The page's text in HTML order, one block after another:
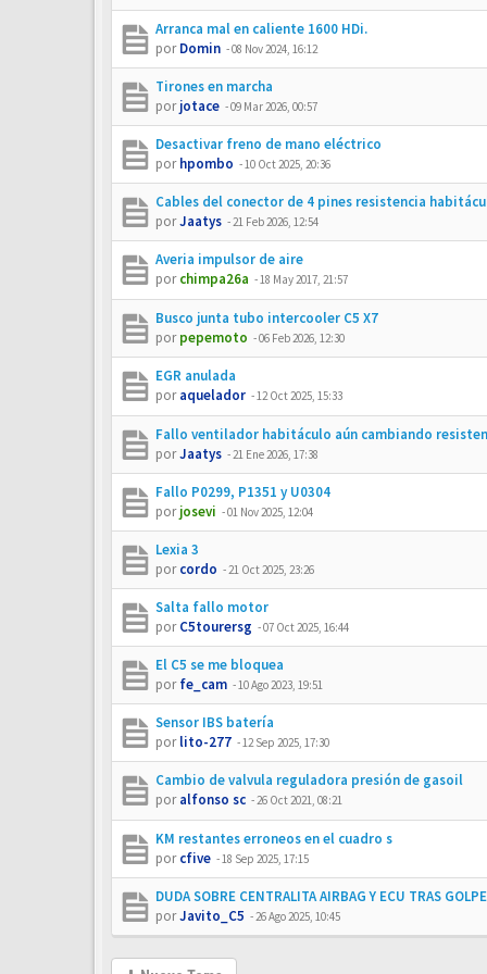
Arranca mal en caliente 1600 HDi.
porDomin -08 Nov 2024, 16:12
Tirones en marcha
porjotace -09 Mar 2026, 00:57
Desactivar freno de mano eléctrico
porhpombo -10 Oct 2025, 20:36
Cables del conector de 4 pines resistencia
porJaatys -21 Feb 2026, 12:54
Averia impulsor de aire
porchimpa26a -18 May 2017, 21:57
Busco junta tubo intercooler C5 X7
porpepemoto -06 Feb 2026, 12:30
EGR anulada
poraquelador -12 Oct 2025, 15:33
Fallo ventilador habitáculo aún cambiando
porJaatys -21 Ene 2026, 17:38
Fallo P0299, P1351 y U0304
porjosevi -01 Nov 2025, 12:04
Lexia 3
porcordo -21 Oct 2025, 23:26
Salta fallo motor
porC5tourersg -07 Oct 2025, 16:44
El C5 se me bloquea
porfe_cam -10 Ago 2023, 19:51
Sensor IBS batería
porlito-277 -12 Sep 2025, 17:30
Cambio de valvula reguladora presión de gasoil
poralfonso sc -26 Oct 2021, 08:21
KM restantes erroneos en el cuadro s
porcfive -18 Sep 2025, 17:15
DUDA SOBRE CENTRALITA AIRBAG Y ECU TRAS
porJavito_C5 -26 Ago 2025, 10:45